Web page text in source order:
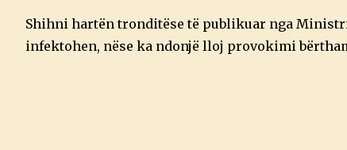
Shihni hartën tronditëse të publikuar nga
infektohen, nëse ka ndonjë lloj provokimi